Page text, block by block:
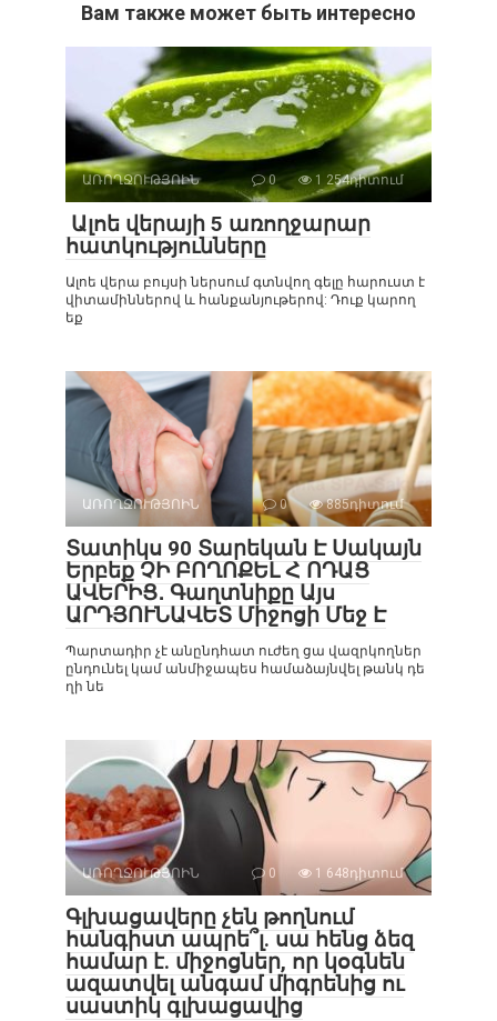
Вам также может быть интересно
ԱՌՈՂՋՈՒԹՅՈԻՆ 0 1 254դիտում
Ալոե վերայի 5 առողջարար
հատկությունները
Ալոե վերա բույսի ներսում գտնվող գելը հարուստ է
վիտամիններով և հանքանյութերով: Դուք կարող
եք
ԱՌՈՂՋՈՒԹՅՈԻՆ 0 885դիտում
Տատիկս 90 Տարեկան Է Սակայն
Երբեք ՉԻ ԲՈՂՈՔԵԼ Հ ՈԴԱՑ
ԱՎԵՐԻՑ․ Գաղտնիքը Այս
ԱՐԴՅՈՒՆԱՎԵՏ Միջոցի Մեջ Է
Պարտադիր չէ անընդհատ ուժեղ ցա վազրկողներ
ընդունել կամ անմիջապես համաձայնվել թանկ դե
ղի նե
ԱՌՈՂՋՈՒԹՅՈԻՆ 0 1 648դիտում
Գլխացավերը չեն թողնում
հանգիստ ապրե՞լ. սա հենց ձեզ
համար է. միջոցներ, որ կօգնեն
ազատվել անգամ միգրենից ու
սաստիկ գլխացավից